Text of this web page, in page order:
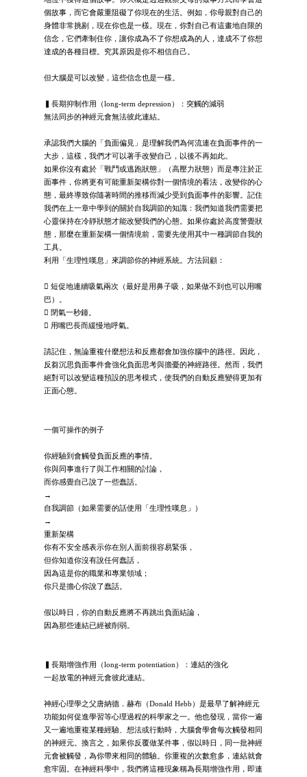
個故事，而它會嚴重阻礙了你現在的生活。例如，你母親對自己的
身體非常挑剔，現在你也是一樣。現在，你對自己有這畫地自限的
信念，它們牽制住你，讓你成為不了你想成為的人，達成不了你想
達成的各種目標。究其原因是你不相信自己。
但大腦是可以改變，這些信念也是一樣。
▍長期抑制作用（long-term depression）：突觸的減弱
無法同步的神經元會無法彼此連結。
承認我們大腦的「負面偏見」是理解我們為何流連在負面事件的一
大步，這樣，我們才可以著手改變自己，以後不再如此。
如果你沒有處於「戰鬥或逃跑狀態」（高壓力狀態）而是專注於正
面事件，你將更有可能重新架構你對一個情境的看法，改變你的心
態，最終導致你隨著時間的推移而減少受到負面事件的影響。記住
我們在上一章中學到的關於自我調節的知識：我們知道我們需要把
心靈保持在冷靜狀態才能改變我們的心態。如果你處於高度警覺狀
態，那麼在重新架構一個情境前，需要先使用其中一種調節自我的
工具。
利用「生理性嘆息」來調節你的神經系統。方法回顧：
 短促地連續吸氣兩次（最好是用鼻子吸，如果做不到也可以用嘴
巴）。
 閉氣一秒鐘。
 用嘴巴長而緩慢地呼氣。
請記住，無論重複什麼想法和反應都會加強你腦中的路徑。因此，
反芻沉思負面事件會強化負面思考與擔憂的神經路徑。然而，我們
絕對可以改變這種預設的思考模式，使我們的自動反應變得更加有
正面心態。
一個可操作的例子
你經驗到會觸發負面反應的事情。
你與同事進行了與工作相關的討論，
而你感覺自己說了一些蠢話。
→
自我調節（如果需要的話使用「生理性嘆息」）
→
重新架構
你有不安全感表示你在別人面前很容易緊張，
但你知道你沒有說任何蠢話，
因為這是你的職業和專業領域；
你只是擔心你說了蠢話。
假以時日，你的自動反應將不再跳出負面結論，
因為那些連結已經被削弱。
▍長期增強作用（long-term potentiation）：連結的強化
一起放電的神經元會彼此連結。
神經心理學之父唐納德．赫布（Donald Hebb）是最早了解神經元
功能如何促進學習等心理過程的科學家之一。他也發現，當你一遍
又一遍地重複某種經驗、想法或行動時，大腦會學會每次觸發相同
的神經元。換言之，如果你反覆做某件事，假以時日，同一批神經
元會被觸發，為你帶來相同的體驗。你重複的次數愈多，連結就會
愈牢固。在神經科學中，我們將這種現象稱為長期增強作用，即連